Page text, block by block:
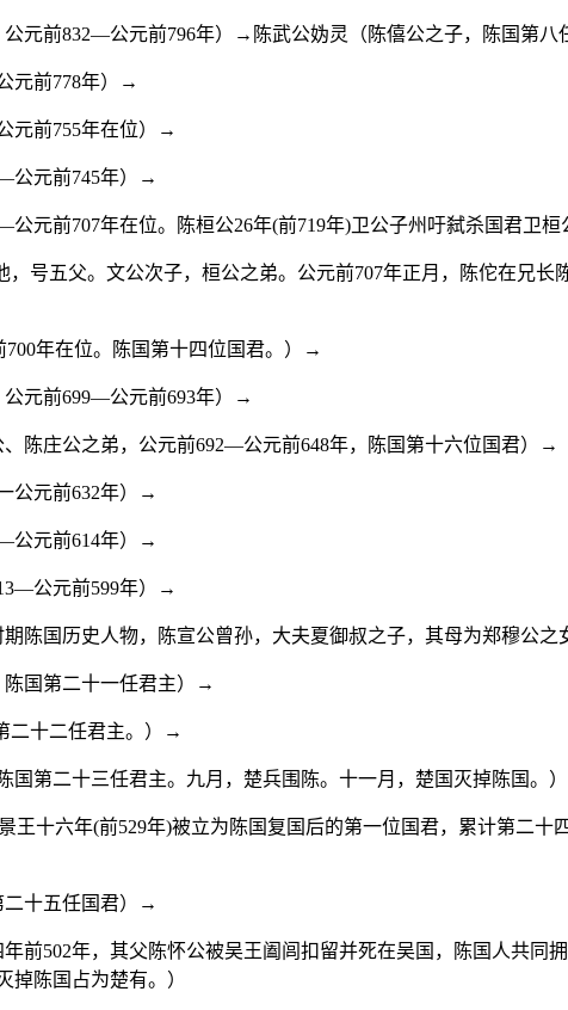
元前832—公元前796年）→陈武公妫灵（陈僖公之子，陈国第
元前778年）→
元前755年在位）→
公元前745年）→
元前707年在位。陈桓公26年(前719年)卫公子州吁弑杀国君卫
，号五父。文公次子，桓公之弟。公元前707年正月，陈佗在兄
700年在位。陈国第十四位国君。）→
公元前699—公元前693年）→
陈庄公之弟，公元前692—公元前648年，陈国第十六位国君）→
公元前632年）→
公元前614年）→
公元前599年）→
陈国历史人物，陈宣公曾孙，大夫夏御叔之子，其母为郑穆公
陈国第二十一任君主）→
二十二任君主。）→
国第二十三任君主。九月，楚兵围陈。十一月，楚国灭掉陈国。
王十六年(前529年)被立为陈国复国后的第一位国君，累计第二
二十五任国君）→
前502年，其父陈怀公被吴王阖闾扣留并死在吴国，陈国人共同
掉陈国占为楚有。）